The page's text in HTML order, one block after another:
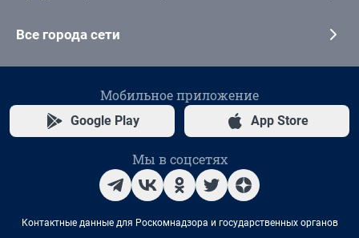
Все города сети
Мобильное приложение
Google Play App Store
Мы в соцсетях
Контактные данные для Роскомнадзора и государственных органов